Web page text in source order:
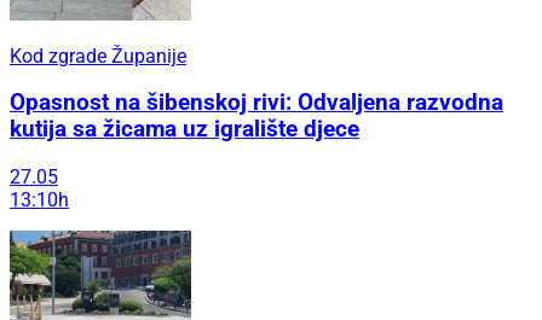
Kod zgrade Županije
Opasnost na šibenskoj rivi: Odvaljena razvodna
kutija sa žicama uz igralište djece
27.05
13:10h